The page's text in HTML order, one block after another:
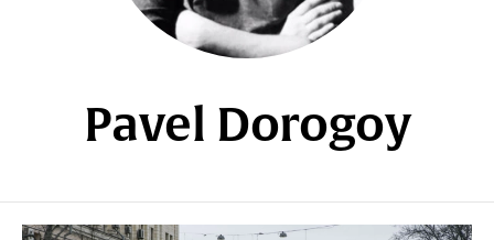
Pavel Dorogoy